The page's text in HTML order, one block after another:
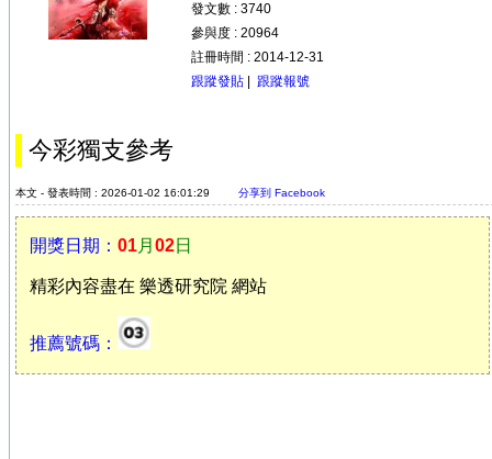
發文數 : 3740
參與度 : 20964
註冊時間 : 2014-12-31
跟蹤發貼
跟蹤報號
今彩獨支參考
本文 - 發表時間 : 2026-01-02 16:01:29 分享到 Facebook
開獎日期： 01月 02日
精彩內容盡在 樂透研究院 網站
推薦號碼：